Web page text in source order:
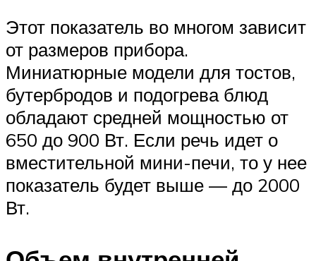
Этот показатель во многом зависит
от размеров прибора.
Миниатюрные модели для тостов,
бутербродов и подогрева блюд
обладают средней мощностью от
650 до 900 Вт. Если речь идет о
вместительной мини-печи, то у нее
показатель будет выше — до 2000
Вт.